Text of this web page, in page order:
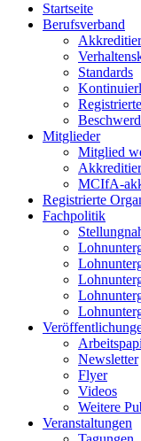
Startseite
Berufsverband
Standards
Mitglieder
Mitglied
MCIfA-
Registrierte
Fachpolitik
Newsletter
Flyer
Videos
Weitere
Veranstaltungen